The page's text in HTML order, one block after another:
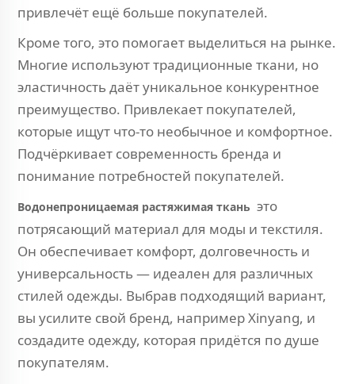
привлечёт ещё больше покупателей.
Кроме того, это помогает выделиться на рынке.
Многие используют традиционные ткани, но
эластичность даёт уникальное конкурентное
преимущество. Привлекает покупателей,
которые ищут что-то необычное и комфортное.
Подчёркивает современность бренда и
понимание потребностей покупателей.
Водонепроницаемая растяжимая ткань это
потрясающий материал для моды и текстиля.
Он обеспечивает комфорт, долговечность и
универсальность — идеален для различных
стилей одежды. Выбрав подходящий вариант,
вы усилите свой бренд, например Xinyang, и
создадите одежду, которая придётся по душе
покупателям.